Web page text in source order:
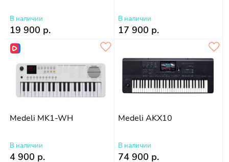
В наличии
19 900 р.
В наличии
17 900 р.
Medeli MK1-WH
В наличии
4 900 р.
Medeli AKX10
В наличии
74 900 р.